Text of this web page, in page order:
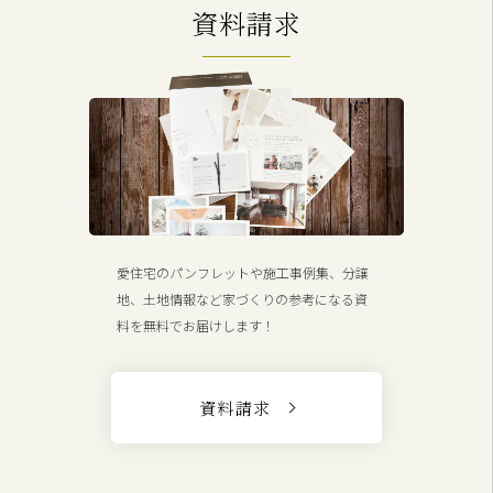
資料請求
愛住宅のパンフレットや施工事例集、分譲
地、土地情報など家づくりの参考になる資
料を無料でお届けします！
資料請求